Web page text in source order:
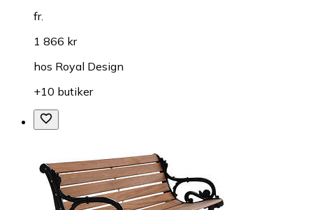
fr.
1 866 kr
hos Royal Design
+10 butiker